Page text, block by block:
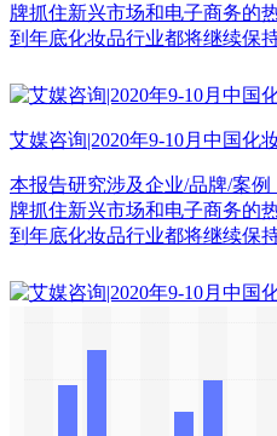
牌抓住新兴市场和电子商务的
到年底化妆品行业都将继续保
艾媒咨询|2020年9-10月中国化
本报告研究涉及企业/品牌/案
牌抓住新兴市场和电子商务的
到年底化妆品行业都将继续保